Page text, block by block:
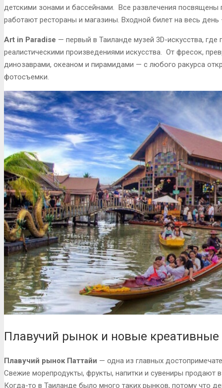
детскими зонами и бассейнами. Все развлечения посвящены
работают рестораны и магазины. Входной билет на весь
Art in Paradise — первый в Таиланде музей 3D-искусства, где
реалистическими произведениями искусства. От фресок,
динозаврами, океаном и пирамидами — с любого ракурса
фотосъемки.
Плавучий рынок и новые креативные
Плавучий рынок Паттайи — одна из главных
Свежие морепродукты, фрукты, напитки и сувениры продают
Когда-то в Таиланде было много таких рынков, потому что